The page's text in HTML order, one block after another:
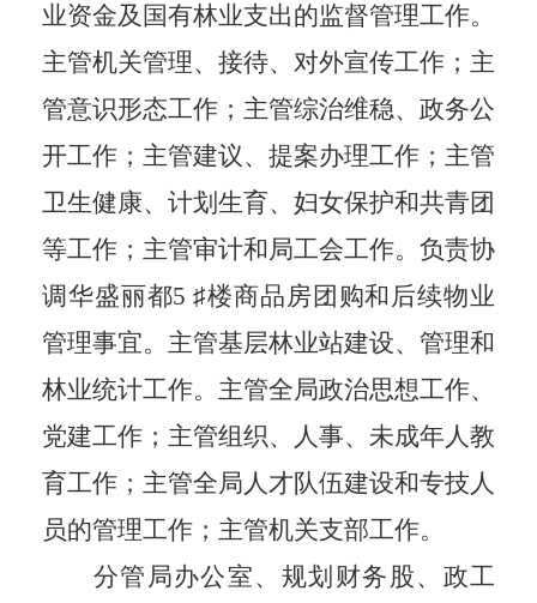
业资金及国有林业支出的监督管理工作。
主管机关管理、接待、对外宣传工作；主
管意识形态工作；主管综治维稳、政务公
开工作；主管建议、提案办理工作；主管
卫生健康、计划生育、妇女保护和共青团
等工作；主管审计和局工会工作。负责协
调华盛丽都5 ♯楼商品房团购和后续物业
管理事宜。主管基层林业站建设、管理和
林业统计工作。主管全局政治思想工作、
党建工作；主管组织、人事、未成年人教
育工作；主管全局人才队伍建设和专技人
员的管理工作；主管机关支部工作。
分管局办公室、规划财务股、政工